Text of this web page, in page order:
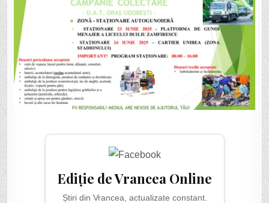
Ediție de Vrancea Online
Știri din Vrancea, actualizate constant.